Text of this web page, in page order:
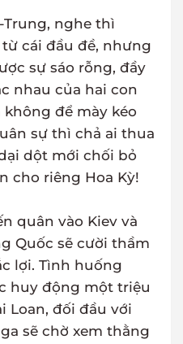
nghe thì
cái đầu đề, nhưng
sự sáo rỗng, đầy
nhau của hai con
không để mày kéo
sự thì chả ai thua
dột mới chối bỏ
cho riêng Hoa Kỳ!
quân vào Kiev và
Quốc sẽ cười thầm
lợi. Tình huống
huy động một triệu
Loan, đối đầu với
sẽ chờ xem thằng